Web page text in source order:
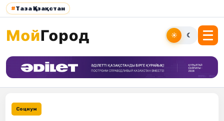
#Таза Қазақстан
☀ ☾
Социум